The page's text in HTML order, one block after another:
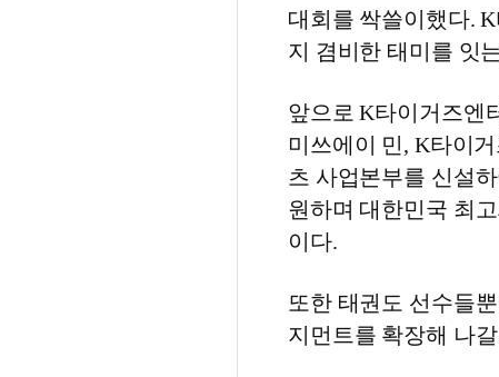
대회를 싹쓸이했다.
지 겸비한 태미를 잇
앞으로 K타이거즈엔
미쓰에이 민, K타이
츠 사업본부를 신설
원하며 대한민국 최
이다.
또한 태권도 선수들
지먼트를 확장해 나